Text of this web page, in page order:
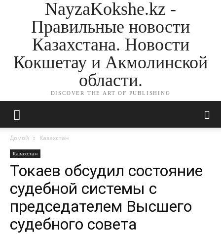
NayzaKokshe.kz -
Правильные новости
Казахстана. Новости
Кокшетау и Акмолинской
области.
DISCOVER THE ART OF PUBLISHING
Домой Казахстан
Казахстан
Токаев обсудил состояние
судебной системы с
председателем Высшего
судебного совета